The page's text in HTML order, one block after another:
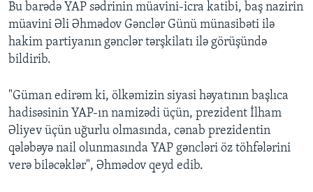
Bu barədə YAP sədrinin müavini-icra katibi, baş nazirin
müavini Əli Əhmədov Gənclər Günü münasibəti ilə
hakim partiyanın gənclər tərşkilatı ilə görüşündə
bildirib.
"Güman edirəm ki, ölkəmizin siyasi həyatının başlıca
hadisəsinin YAP-ın namizədi üçün, prezident İlham
Əliyev üçün uğurlu olmasında, cənab prezidentin
qələbəyə nail olunmasında YAP gəncləri öz töhfələrini
verə biləcəklər", Əhmədov qeyd edib.